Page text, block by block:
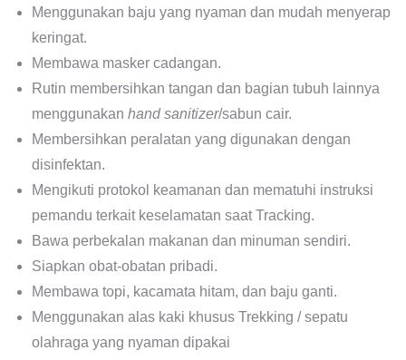
Menggunakan baju yang nyaman dan mudah menyerap
keringat.
Membawa masker cadangan.
Rutin membersihkan tangan dan bagian tubuh lainnya
menggunakan hand sanitizer/sabun cair.
Membersihkan peralatan yang digunakan dengan
disinfektan.
Mengikuti protokol keamanan dan mematuhi instruksi
pemandu terkait keselamatan saat Tracking.
Bawa perbekalan makanan dan minuman sendiri.
Siapkan obat-obatan pribadi.
Membawa topi, kacamata hitam, dan baju ganti.
Menggunakan alas kaki khusus Trekking / sepatu
olahraga yang nyaman dipakai